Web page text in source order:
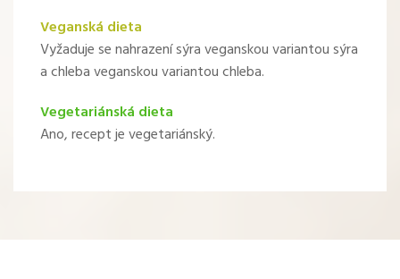
Veganská dieta
Vyžaduje se nahrazení sýra veganskou variantou sýra
a chleba veganskou variantou chleba.
Vegetariánská dieta
Ano, recept je vegetariánský.